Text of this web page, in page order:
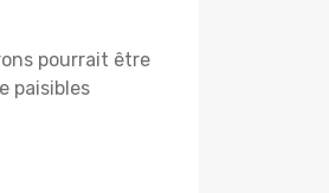
pourrait être
paisibles